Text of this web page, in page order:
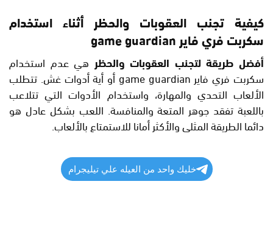
كيفية تجنب العقوبات والحظر أثناء استخدام
سكربت فري فاير game guardian
أفضل طريقة لتجنب العقوبات والحظر هي عدم استخدام
سكربت فري فاير game guardian أو أية أدوات غش. تتطلب
الألعاب التحدي والمهارة، واستخدام الأدوات التي تتلاعب
باللعبة تفقد جوهر المتعة والمنافسة. اللعب بشكل عادل هو
دائما الطريقة المثلى والأكثر أمانا للاستمتاع بالألعاب.
خليك واحد من العيله علي تيليجرام